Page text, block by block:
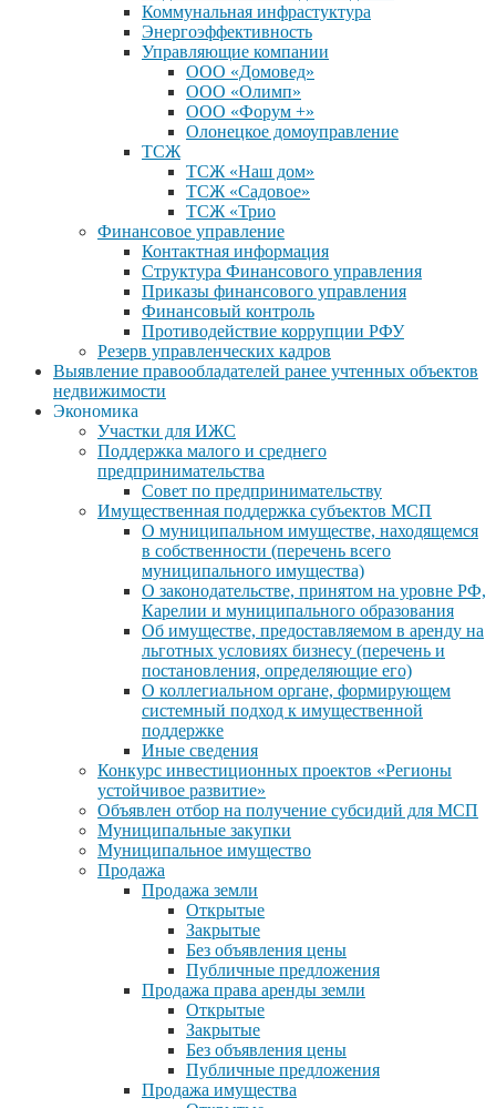
Коммунальная инфрастуктура
Энергоэффективность
Управляющие компании
ООО «Домовед»
ООО «Олимп»
ООО «Форум +»
Олонецкое домоуправление
ТСЖ
ТСЖ «Наш дом»
ТСЖ «Садовое»
ТСЖ «Трио
Финансовое управление
Контактная информация
Структура Финансового управления
Приказы финансового управления
Финансовый контроль
Противодействие коррупции РФУ
Резерв управленческих кадров
Выявление правообладателей ранее учтенных объектов
недвижимости
Экономика
Участки для ИЖС
Поддержка малого и среднего
предпринимательства
Совет по предпринимательству
Имущественная поддержка субъектов МСП
О муниципальном имуществе, находящемся
в собственности (перечень всего
муниципального имущества)
О законодательстве, принятом на уровне РФ,
Карелии и муниципального образования
Об имуществе, предоставляемом в аренду на
льготных условиях бизнесу (перечень и
постановления, определяющие его)
О коллегиальном органе, формирующем
системный подход к имущественной
поддержке
Иные сведения
Конкурс инвестиционных проектов «Регионы
устойчивое развитие»
Объявлен отбор на получение субсидий для МСП
Муниципальные закупки
Муниципальное имущество
Продажа
Продажа земли
Открытые
Закрытые
Без объявления цены
Публичные предложения
Продажа права аренды земли
Открытые
Закрытые
Без объявления цены
Публичные предложения
Продажа имущества